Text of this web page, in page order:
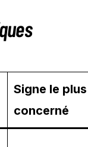
Signe le plus
concerné